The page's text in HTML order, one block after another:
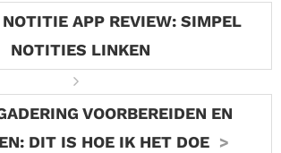
APP REVIEW: SIMPEL
NOTITIES LINKEN
VOORBEREIDEN EN
DIT IS HOE IK HET DOE